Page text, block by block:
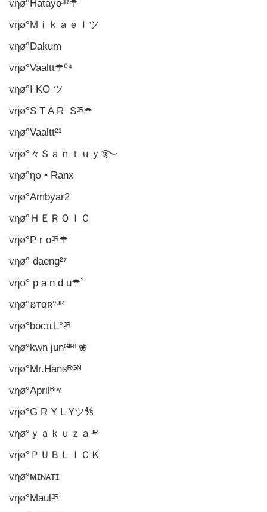
vηø°Hatayoᴶᴿ☂
vηø°Mｉｋａｅｌツ
vηø°Dakum
vηø°Vaaltt☂⁰⁴
vηø°I KO ツ
vηø°S T A R Sᴶᴿ☂️
vηø°Vaaltt²¹
vηø°々Ｓａｎｔｕｙ࿐
vηø°ηօ • Ranx
vηø°Ambyar2
vηø°ＨＥＲＯＩＣ
vηø°P r oᴶᴿ☂
vηø° daeng²⁷
νηօ° p a n d u☂`
vηø°នтαʀ°ᴶᴿ
vηø°boᴄɪʟL°ᴶᴿ
vηø°kwn junᴳᴵᴿᴸ❀
vηø°Mr.Hansᴿᴳᴺ
vηø°Aprilᴮᵒᵞ
vηø°G R Y L Yツ⅘
vηø°ｙａｋｕｚａᴶᴿ
vηø°ＰＵＢＬＩＣＫ
vηø°ᴍɪɴᴀᴛɪ
vηø°Maulᴶᴿ